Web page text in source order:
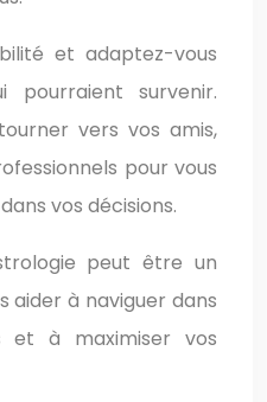
et adaptez-vous
pourraient survenir.
vers vos amis,
pour vous
vos décisions.
peut être un
aider à naviguer dans
et à maximiser vos